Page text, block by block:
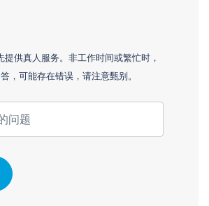
提供真人服务。非工作时间或繁忙时，
，可能存在错误，请注意甄别。